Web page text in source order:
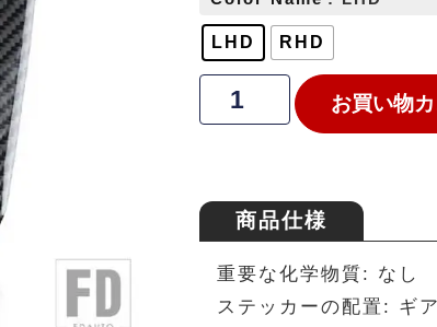
LHD RHD
お買い物
商品仕様
重要な化学物質: なし
ステッカーの配置: ギ